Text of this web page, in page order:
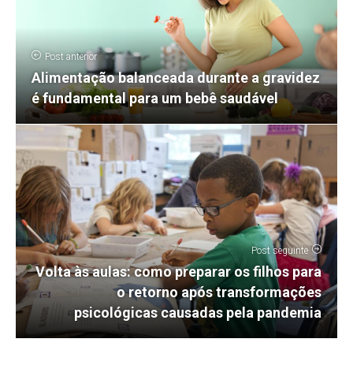
Post anterior
Alimentação balanceada durante a gravidez
é fundamental para um bebê saudável
Post seguinte
Volta às aulas: como preparar os filhos para
o retorno após transformações
psicológicas causadas pela pandemia